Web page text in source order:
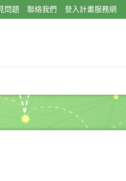
問題 聯絡我們 登入計畫服務網